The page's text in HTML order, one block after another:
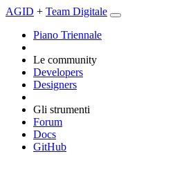
AGID + Team Digitale
Piano Triennale
Le community
Developers
Designers
Gli strumenti
Forum
Docs
GitHub